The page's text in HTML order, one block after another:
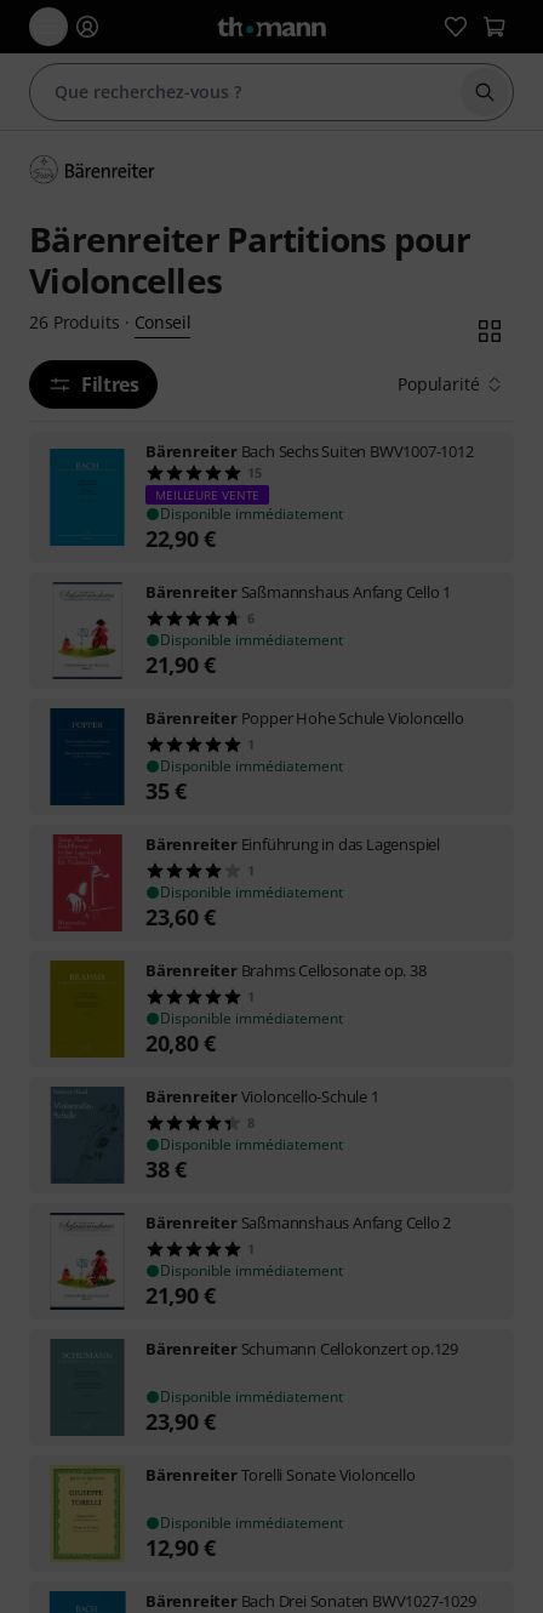
Bärenreiter Partitions pour
Violoncelles
26 Produits · Conseil
Filtres Popularité
Bärenreiter Bach Sechs Suiten BWV1007-1012
15
MEILLEURE VENTE
Disponible immédiatement
22,90€
Bärenreiter Saßmannshaus Anfang Cello 1
6
Disponible immédiatement
21,90€
Bärenreiter Popper Hohe Schule Violoncello
1
Disponible immédiatement
35€
Bärenreiter Einführung in das Lagenspiel
1
Disponible immédiatement
23,60€
Bärenreiter Brahms Cellosonate op. 38
1
Disponible immédiatement
20,80€
BärenreiterVioloncello-Schule 1
8
Disponible immédiatement
38€
Bärenreiter Saßmannshaus Anfang Cello 2
1
Disponible immédiatement
21,90€
Bärenreiter Schumann Cellokonzert op.129
Disponible immédiatement
23,90€
BärenreiterTorelli Sonate Violoncello
Disponible immédiatement
12,90€
Bärenreiter Bach Drei Sonaten BWV1027-1029